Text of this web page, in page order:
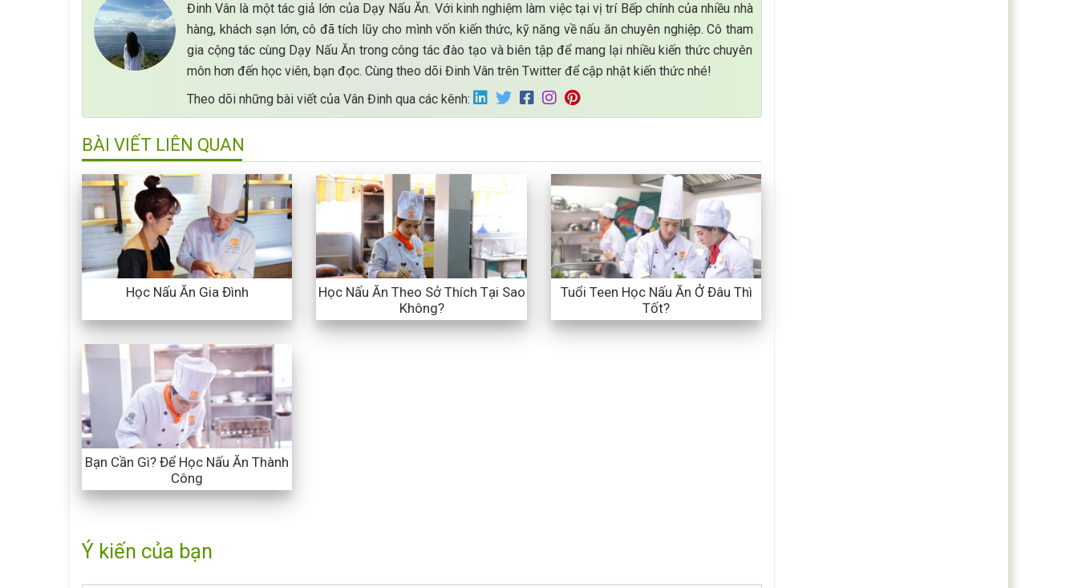
Đinh Vân là một tác giả lớn của Dạy Nấu Ăn. Với kinh nghiệm làm việc tại vị trí Bếp chính của nhiều nhà
hàng, khách sạn lớn, cô đã tích lũy cho mình vốn kiến thức, kỹ năng về nấu ăn chuyên nghiệp. Cô tham
gia cộng tác cùng Dạy Nấu Ăn trong công tác đào tạo và biên tập để mang lại nhiều kiến thức chuyên
môn hơn đến học viên, bạn đọc. Cùng theo dõi Đinh Vân trên Twitter để cập nhật kiến thức nhé!
Theo dõi những bài viết của Vân Đinh qua các kênh:
BÀI VIẾT LIÊN QUAN
Học Nấu Ăn Gia Đình
Học Nấu Ăn Theo Sở Thích Tại Sao
Không?
Tuổi Teen Học Nấu Ăn Ở Đâu Thì
Tốt?
Bạn Cần Gì? Để Học Nấu Ăn Thành
Công
Ý kiến của bạn